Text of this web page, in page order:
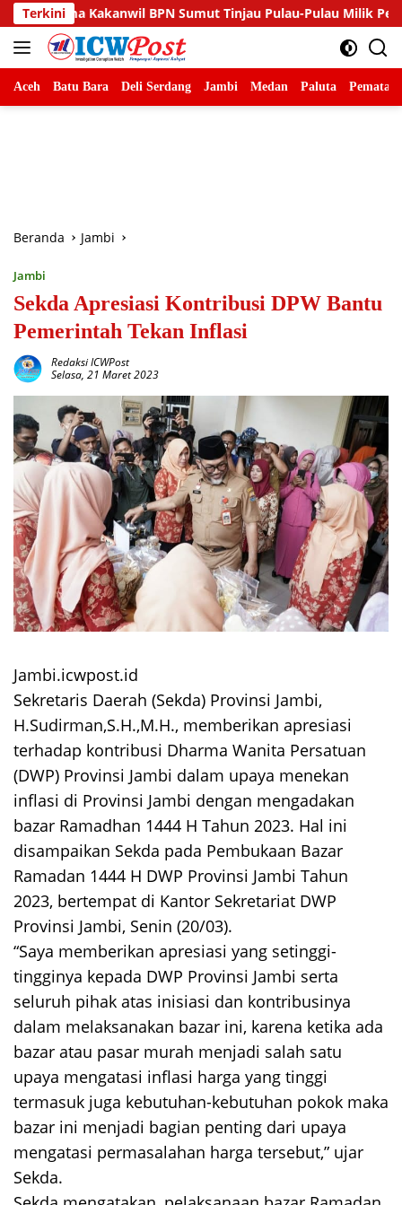
Langsung
ke
konten
Terkini
Kakanwil BPN Sumut Tinjau Pulau-Pulau Milik Pemko
Aceh Batu Bara Deli Serdang Jambi Medan Paluta
Beranda Jambi
Jambi
Sekda Apresiasi Kontribusi DPW Bantu
Pemerintah Tekan Inflasi
Redaksi ICWPost
Selasa, 21 Maret 2023
Jambi.icwpost.id
Sekretaris Daerah (Sekda) Provinsi Jambi,
H.Sudirman,S.H.,M.H., memberikan apresiasi
terhadap kontribusi Dharma Wanita Persatuan
(DWP) Provinsi Jambi dalam upaya menekan
inflasi di Provinsi Jambi dengan mengadakan
bazar Ramadhan 1444 H Tahun 2023. Hal ini
disampaikan Sekda pada Pembukaan Bazar
Ramadan 1444 H DWP Provinsi Jambi Tahun
2023, bertempat di Kantor Sekretariat DWP
Provinsi Jambi, Senin (20/03).
“Saya memberikan apresiasi yang setinggi-
tingginya kepada DWP Provinsi Jambi serta
seluruh pihak atas inisiasi dan kontribusinya
dalam melaksanakan bazar ini, karena ketika ada
bazar atau pasar murah menjadi salah satu
upaya mengatasi inflasi harga yang tinggi
termasuk juga kebutuhan-kebutuhan pokok maka
bazar ini menjadi bagian penting dari upaya
mengatasi permasalahan harga tersebut,” ujar
Sekda.